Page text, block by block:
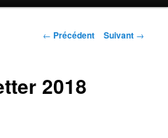
Navigation
← Précédent Suivant →
2018